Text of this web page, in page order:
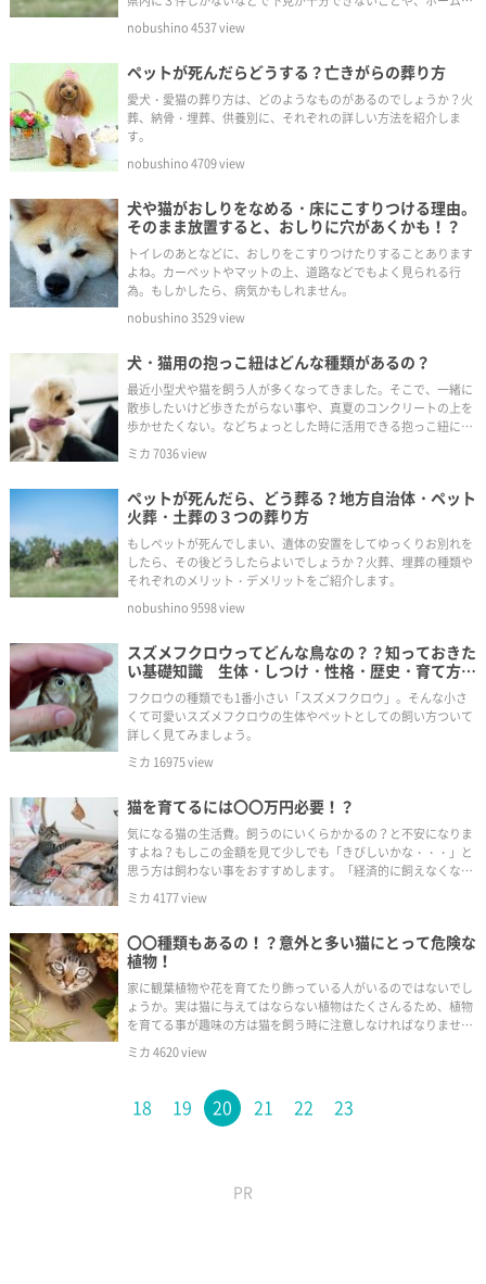
ージのない業者もあります。できれば事前に複数の業者を調べ、
比較検討し信頼できる火葬業者を選んでおきましょう。
nobushino4537view
ペットが死んだらどうする？亡きがらの葬り方
愛犬・愛猫の葬り方は、どのようなものがあるのでしょうか？火
葬、納骨・埋葬、供養別に、それぞれの詳しい方法を紹介しま
す。
nobushino4709view
犬や猫がおしりをなめる・床にこすりつける理由。
そのまま放置すると、おしりに穴があくかも！？
トイレのあとなどに、おしりをこすりつけたりすることあります
よね。カーペットやマットの上、道路などでもよく見られる行
為。もしかしたら、病気かもしれません。
nobushino3529view
犬・猫用の抱っこ紐はどんな種類があるの？
最近小型犬や猫を飼う人が多くなってきました。そこで、一緒に
散歩したいけど歩きたがらない事や、真夏のコンクリートの上を
歩かせたくない。などちょっとした時に活用できる抱っこ紐につ
いて紹介します。
ミカ7036view
ペットが死んだら、どう葬る？地方自治体・ペット
火葬・土葬の３つの葬り方
もしペットが死んでしまい、遺体の安置をしてゆっくりお別れを
したら、その後どうしたらよいでしょうか？火葬、埋葬の種類や
それぞれのメリット・デメリットをご紹介します。
nobushino9598view
スズメフクロウってどんな鳥なの？？知っておきた
い基礎知識 生体・しつけ・性格・歴史・育て方・
生体図鑑
フクロウの種類でも1番小さい「スズメフクロウ」。そんな小さ
くて可愛いスズメフクロウの生体やペットとしての飼い方ついて
詳しく見てみましょう。
ミカ 16975view
猫を育てるには〇〇万円必要！？
気になる猫の生活費。飼うのにいくらかかるの？と不安になりま
すよね？もしこの金額を見て少しでも「きびしいかな・・・」と
思う方は飼わない事をおすすめします。「経済的に飼えなくなっ
た」と手放さなければならなくなります。まずはしっかりと計画
を立てましょう。
ミカ4177view
〇〇種類もあるの！？意外と多い猫にとって危険な
植物！
家に観葉植物や花を育てたり飾っている人がいるのではないでし
ょうか。実は猫に与えてはならない植物はたくさんるため、植物
を育てる事が趣味の方は猫を飼う時に注意しなければなりませ
ん。
ミカ4620view
18 19 20 21 22 23
PR